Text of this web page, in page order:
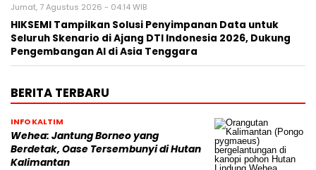
Jumat, 7 Agustus 2026 - 04:14 WIB
HIKSEMI Tampilkan Solusi Penyimpanan Data untuk
Seluruh Skenario di Ajang DTI Indonesia 2026, Dukung
Pengembangan AI di Asia Tenggara
BERITA TERBARU
INFO KALTIM
Wehea: Jantung Borneo yang
Berdetak, Oase Tersembunyi di Hutan
Kalimantan